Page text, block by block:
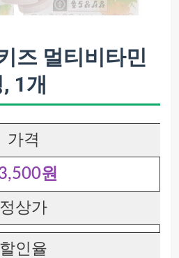
즈 멀티비타민
1개
가격
원
정상가
할인율